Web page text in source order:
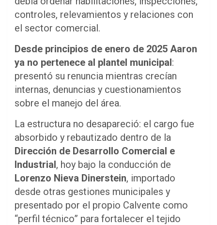
controles, relevamientos y relaciones con
el sector comercial.
Desde principios de enero de 2025 Aaron
ya no pertenece al plantel municipal:
presentó su renuncia mientras crecían
internas, denuncias y cuestionamientos
sobre el manejo del área.
La estructura no desapareció: el cargo fue
absorbido y rebautizado dentro de la
Dirección de Desarrollo Comercial e
Industrial, hoy bajo la conducción de
Lorenzo Nieva Dinerstein, importado
desde otras gestiones municipales y
presentado por el propio Calvente como
“perfil técnico” para fortalecer el tejido